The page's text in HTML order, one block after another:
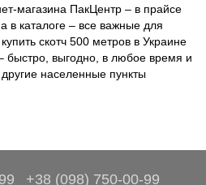
магазина ПакЦентр – в прайсе
в каталоге – все важные для
скотч 500 метров в Украине
быстро, выгодно, в любое время и
населенные пункты
+38 (098) 750-00-99